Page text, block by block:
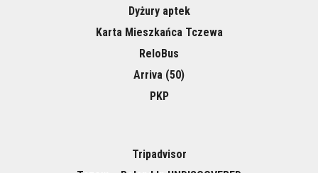
Dyżury aptek
Karta Mieszkańca Tczewa
ReloBus
Arriva (50)
PKP
Tripadvisor